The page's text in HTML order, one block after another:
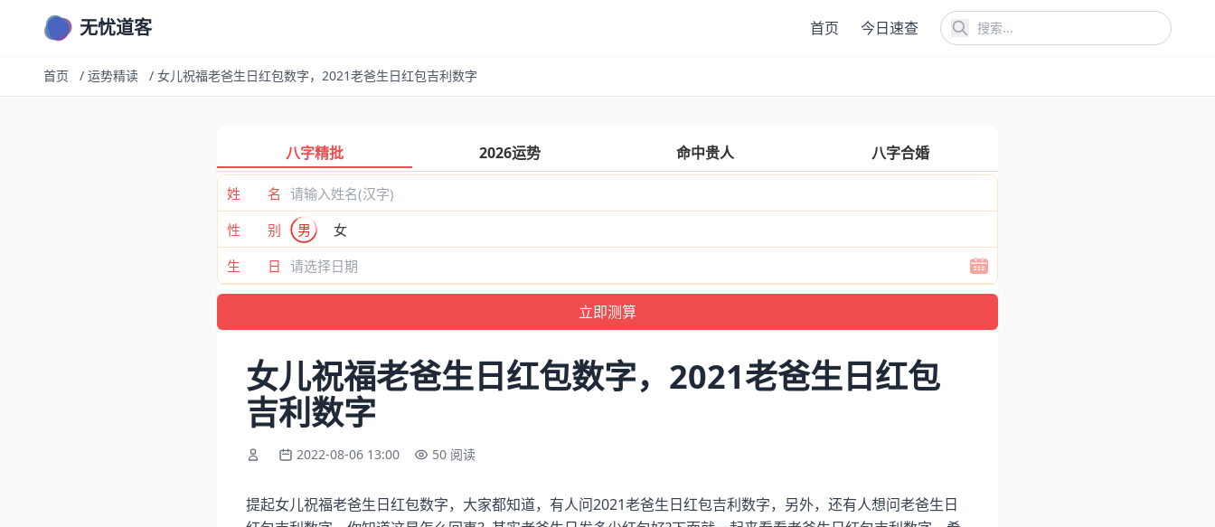
无忧道客 首页 今日速查
首页 / 运势精读 / 女儿祝福老爸生日红包数字，2021老爸生日红包吉利数字
八字精批 2026运势 命中贵人 八字合婚
姓 名
性 别
男
女
生 日
女儿祝福老爸生日红包数字，2021老爸生日红包
吉利数字
2022-08-06 13:00 50 阅读
提起女儿祝福老爸生日红包数字，大家都知道，有人问2021老爸生日红包吉利数字，另外，还有人想问老爸生日